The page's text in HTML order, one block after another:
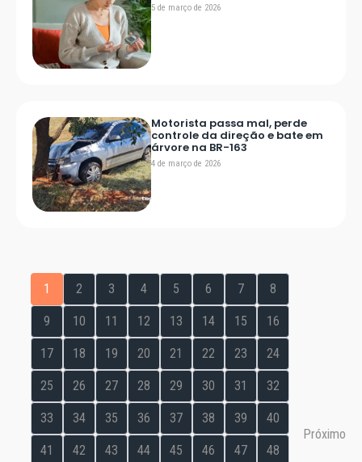
5 de março de 2026
Motorista passa mal, perde
controle da direção e bate em
árvore na BR-163
4 de março de 2026
1 2 3 4 5 6 7 8
9 10 11 12 13 14 15 16
17 18 19 20 21 22 23 24
25 26 27 28 29 30 31 32
33 34 35 36 37 38 39 40
41 42 43 44 45 46 47 48
Próximo